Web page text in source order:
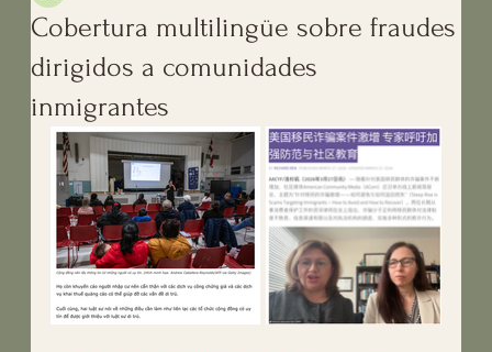
Cobertura multilingüe sobre fraudes
dirigidos a comunidades
inmigrantes